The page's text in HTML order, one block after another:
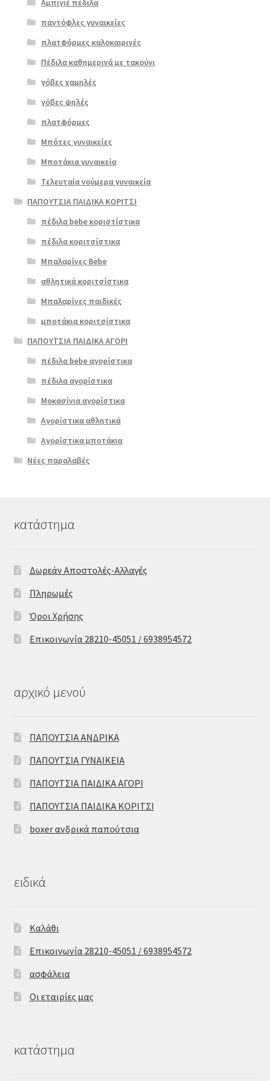
Επιλο
Αμπιγιέ πέδιλα
παντόφλες γυναικείες
πλατφόρμες καλοκαιρινές
Πέδιλα καθημερινά με τακούνι
γόβες χαμηλές
γόβες ψηλές
πλατφόρμες
Μπότες γυναικείες
Μποτάκια γυναικεία
Τελευταία νούμερα γυναικεία
ΠΑΠΟΥΤΣΙΑ ΠΑΙΔΙΚΑ ΚΟΡΙΤΣΙ
πέδιλα bebe κοριστίστικα
πέδιλα κοριτσίστικα
Μπαλαρίνες Bebe
αθλητικά κοριτσίστικα
Μπαλαρίνες παιδικές
μποτάκια κοριτσίστικα
ΠΑΠΟΥΤΣΙΑ ΠΑΙΔΙΚΑ ΑΓΟΡΙ
πέδιλα bebe αγορίστικα
πέδιλα αγορίστικα
Μοκασίνια αγορίστικα
Αγορίστικα αθλητικά
Αγορίστικα μποτάκια
Νέες παραλαβές
κατάστημα
Δωρεάν Αποστολές-Αλλαγές
Πληρωμές
Όροι Χρήσης
Επικοινωνία 28210-45051 / 6938954572
αρχικό μενού
ΠΑΠΟΥΤΣΙΑ ΑΝΔΡΙΚΑ
ΠΑΠΟΥΤΣΙΑ ΓΥΝΑΙΚΕΙΑ
ΠΑΠΟΥΤΣΙΑ ΠΑΙΔΙΚΑ ΑΓΟΡΙ
ΠΑΠΟΥΤΣΙΑ ΠΑΙΔΙΚΑ ΚΟΡΙΤΣΙ
boxer ανδρικά παπούτσια
ειδικά
Καλάθι
Επικοινωνία 28210-45051 / 6938954572
ασφάλεια
Οι εταιρίες μας
κατάστημα